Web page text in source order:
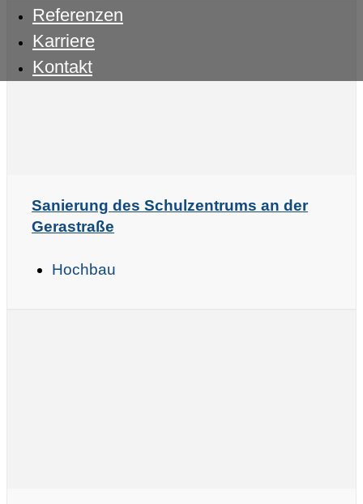
Referenzen
Karriere
Kontakt
Sanierung des Schulzentrums an der
Gerastraße
Hochbau